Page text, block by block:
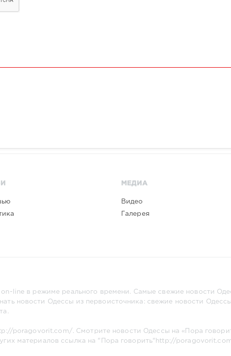
МЕДИА
Видео
Галерея
line в режиме реального времени. Самые свежие новости
новости Одессы из первоисточника: свежие новости
poragovorit.com/ . Смотрите новости Одессы на «Пора
материалов ссылка на "Пора говорить" http://